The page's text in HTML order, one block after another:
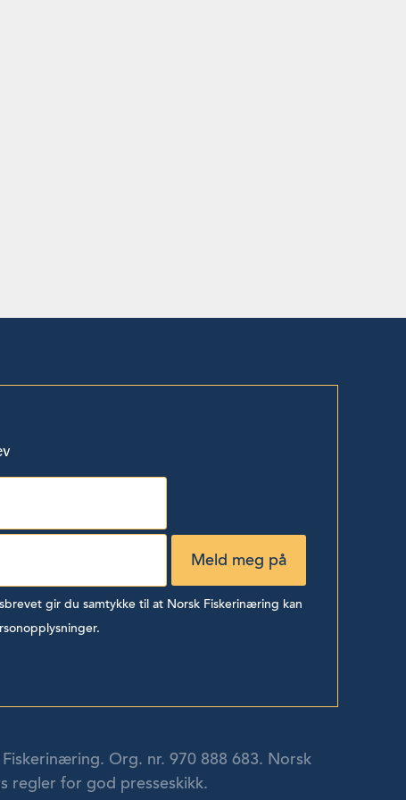
gir du samtykke til at Norsk Fiskerinæring kan
Org. nr. 970 888 683. Norsk
regler for god presseskikk.